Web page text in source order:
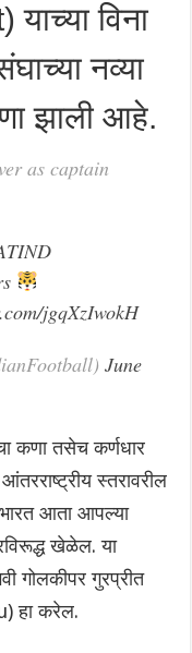
विना
नव्या
झाली आहे.
as captain
jgqXzIwokH
June
कणा तसेच कर्णधार
स्तरावरील
आता आपल्या
खेळेल. या
गोलकीपर गुरप्रीत
हा करेल.